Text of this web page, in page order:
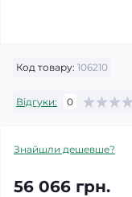
Код товару: 106210
Відгуки: 0
Знайшли дешевше?
56 066 грн.